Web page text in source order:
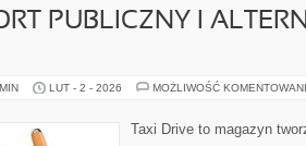
PUBLICZNY I
LUT - 2 - 2026 MOŻLIWOŚĆ
Taxi Drive to magazyn